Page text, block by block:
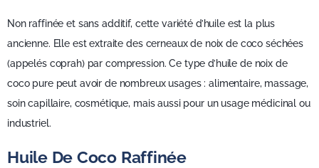
Non raffinée et sans additif, cette variété d’huile est la plus
ancienne. Elle est extraite des cerneaux de noix de coco séchées
(appelés coprah) par compression. Ce type d’huile de noix de
coco pure peut avoir de nombreux usages : alimentaire, massage,
soin capillaire, cosmétique, mais aussi pour un usage médicinal ou
industriel.
Huile De Coco Raffinée